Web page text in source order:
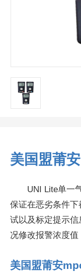
美国盟莆
UNI Lite单一
保证在恶劣条件
试以及标定提示
况修改报警浓度
美国盟莆安